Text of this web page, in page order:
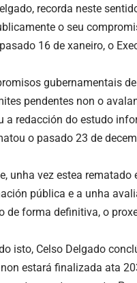
recorda neste
o seu
16 de xaneiro, o
gubernamentais
pendentes non o
a redacción do estudo
o pasado 23 de
unha vez estea
pública e a unha
de forma definitiva, o
isto, Celso Delgado
estará finalizada ata